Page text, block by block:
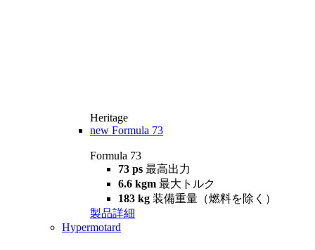
Heritage
new Formula 73
Formula 73
73 ps 最高出力
6.6 kgm 最大トルク
183 kg 装備重量（燃料を除く）
製品詳細
Hypermotard